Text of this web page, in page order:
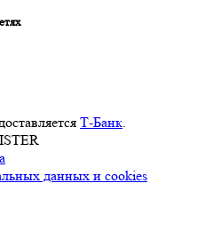
Т-Банк.
данных и cookies